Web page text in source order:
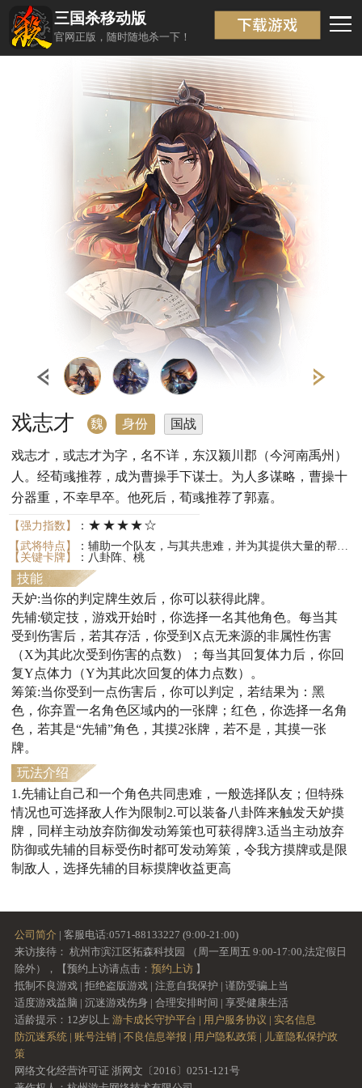
三国杀移动版
官网正版，随时随地杀一下！
返回
戏志才 魏 身份 国战
戏志才，或志才为字，名不详，东汉颍川郡（今河南禹州）
人。经荀彧推荐，成为曹操手下谋士。为人多谋略，曹操十
分器重，不幸早卒。他死后，荀彧推荐了郭嘉。
【强力指数】 ： ★★★★☆
【武将特点】
：辅助一个队友，与其共患难，并为其提供大量的帮助；可以获得自己的判定牌；能够控制场上的局势。
【关键卡牌】
：八卦阵、桃
技能
天妒:当你的判定牌生效后，你可以获得此牌。
先辅:锁定技，游戏开始时，你选择一名其他角色。每当其
受到伤害后，若其存活，你受到X点无来源的非属性伤害
（X为其此次受到伤害的点数）；每当其回复体力后，你回
复Y点体力（Y为其此次回复的体力点数）。
筹策:当你受到一点伤害后，你可以判定，若结果为：黑
色，你弃置一名角色区域内的一张牌；红色，你选择一名角
色，若其是“先辅”角色，其摸2张牌，若不是，其摸一张
牌。
玩法介绍
1.先辅让自己和一个角色共同患难，一般选择队友；但特殊
情况也可选择敌人作为限制2.可以装备八卦阵来触发天妒摸
牌，同样主动放弃防御发动筹策也可获得牌3.适当主动放弃
防御或先辅的目标受伤时都可发动筹策，令我方摸牌或是限
制敌人，选择先辅的目标摸牌收益更高
公司简介 | 客服电话:0571-88133227 (9:00-21:00)
来访接待： 杭州市滨江区拓森科技园 （周一至周五 9:00-17:00,法定假日
除外），【预约上访请点击： 预约上访】
抵制不良游戏 | 拒绝盗版游戏 | 注意自我保护 | 谨防受骗上当
适度游戏益脑 | 沉迷游戏伤身 | 合理安排时间 | 享受健康生活
适龄提示：12岁以上 游卡成长守护平台 | 用户服务协议 | 实名信息
防沉迷系统 | 账号注销 | 不良信息举报 | 用户隐私政策 | 儿童隐私保护政
策
网络文化经营许可证 浙网文〔2016〕0251-121号